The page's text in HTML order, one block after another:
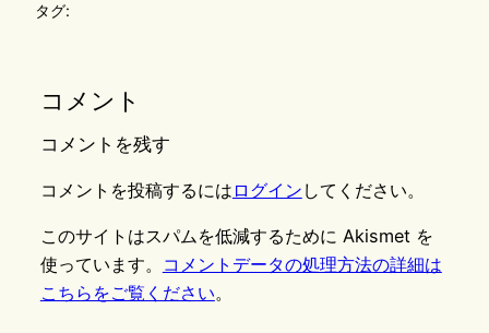
タグ:
コメント
コメントを残す
コメントを投稿するには ログイン してください。
このサイトはスパムを低減するために Akismet を
使っています。
コメントデータの処理方法の詳細は
こちらをご覧ください。